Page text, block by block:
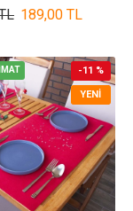
189,00 TL
YENI
-11 %